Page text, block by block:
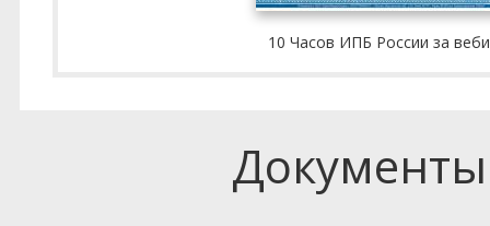
10 Часов ИПБ России за